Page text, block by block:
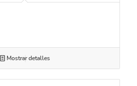
Mostrar detalles